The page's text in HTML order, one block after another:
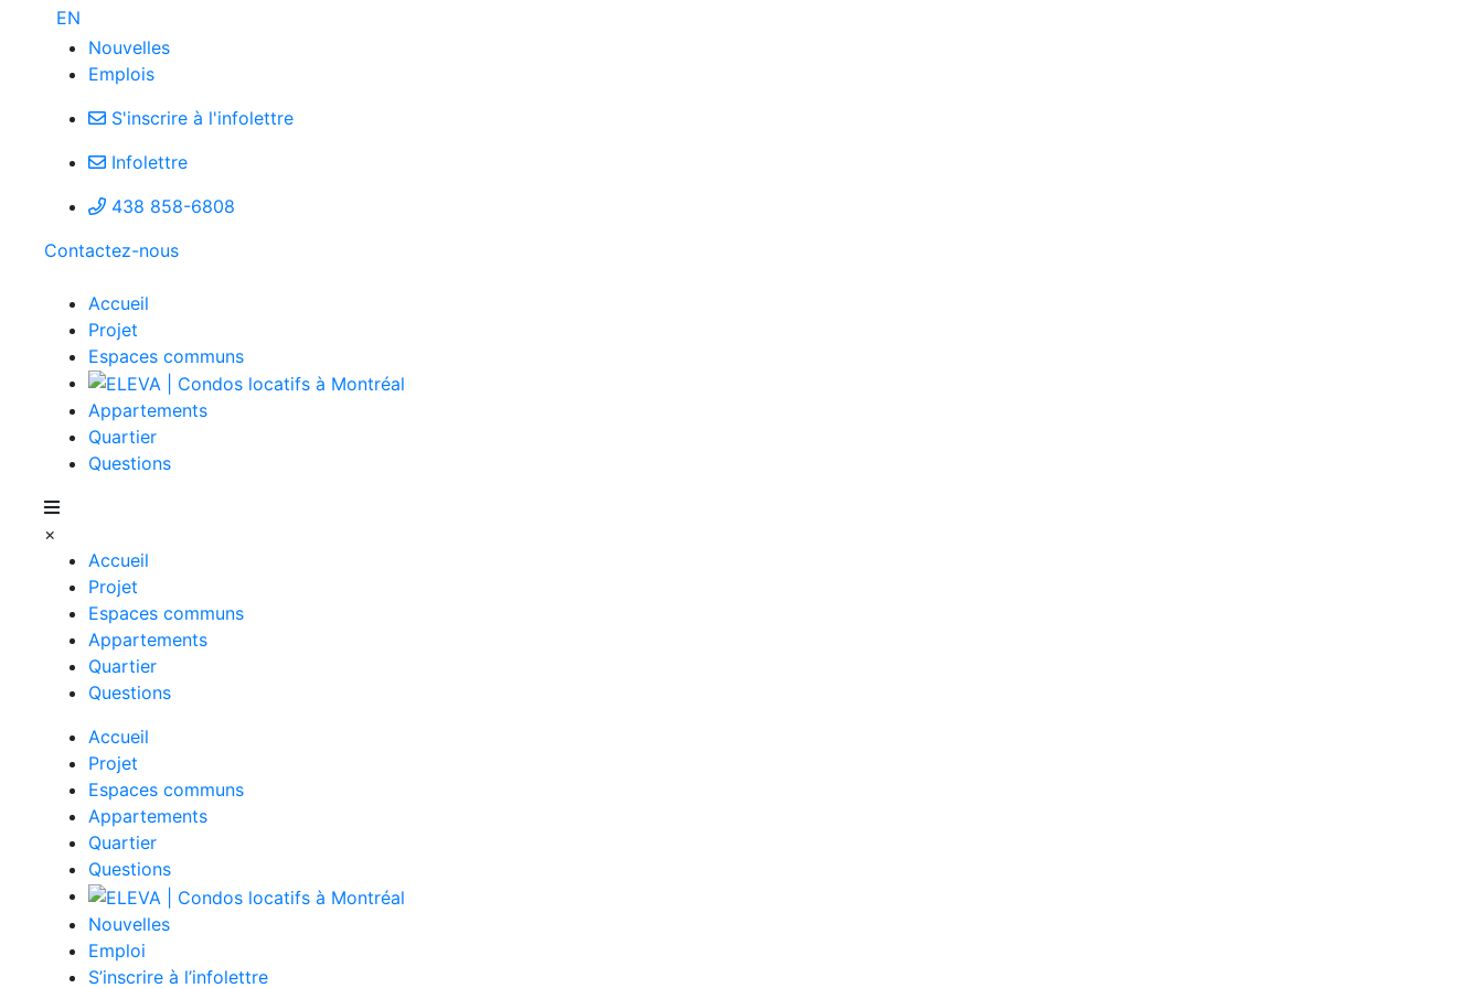
EN
Nouvelles
Emplois
S'inscrire à l'infolettre
Infolettre
438 858-6808
Contactez-nous
Accueil
Projet
Espaces communs
Appartements
Quartier
Questions
×
Accueil
Projet
Espaces communs
Appartements
Quartier
Questions
Accueil
Projet
Espaces communs
Appartements
Quartier
Questions
Nouvelles
Emploi
S’inscrire à l’infolettre